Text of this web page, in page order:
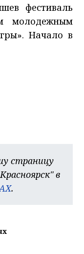
фестиваль
молодежным
Начало в
страницу
в
.